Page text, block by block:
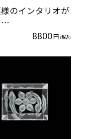
様のインタリオが
…
8800円 (税込)